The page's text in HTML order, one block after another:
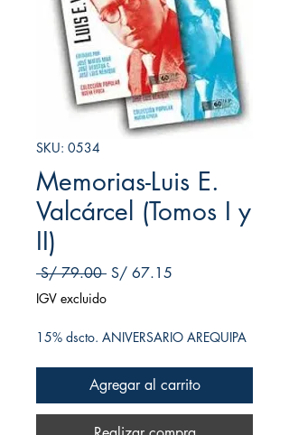
SKU: 0534
Memorias-Luis E.
Valcárcel (Tomos I y
II)
S/ 79.00 Precio
S/ 67.15
IGV excluido
15% dscto. ANIVERSARIO AREQUIPA
Agregar al carrito